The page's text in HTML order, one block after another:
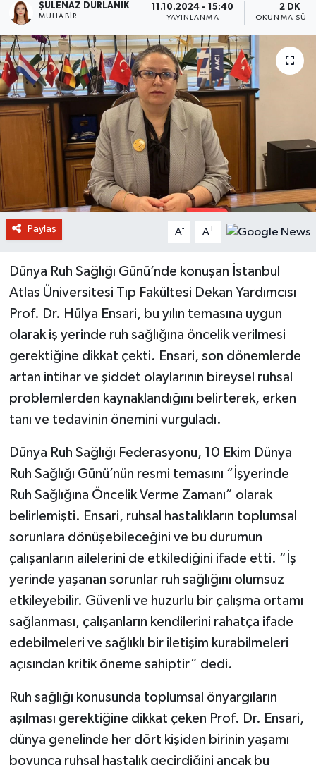
ŞULENAZ DURLANIK
MUHABIR
11.10.2024 - 15:40
YAYINLANMA
2 DK
OKUNMA
Paylaş A- A+
Dünya Ruh Sağlığı Günü’nde konuşan İstanbul
Atlas Üniversitesi Tıp Fakültesi Dekan Yardımcısı
Prof. Dr. Hülya Ensari, bu yılın temasına uygun
olarak iş yerinde ruh sağlığına öncelik verilmesi
gerektiğine dikkat çekti. Ensari, son dönemlerde
artan intihar ve şiddet olaylarının bireysel ruhsal
problemlerden kaynaklandığını belirterek, erken
tanı ve tedavinin önemini vurguladı.
Dünya Ruh Sağlığı Federasyonu, 10 Ekim Dünya
Ruh Sağlığı Günü’nün resmi temasını “İşyerinde
Ruh Sağlığına Öncelik Verme Zamanı” olarak
belirlemişti. Ensari, ruhsal hastalıkların toplumsal
sorunlara dönüşebileceğini ve bu durumun
çalışanların ailelerini de etkilediğini ifade etti. “İş
yerinde yaşanan sorunlar ruh sağlığını olumsuz
etkileyebilir. Güvenli ve huzurlu bir çalışma ortamı
sağlanması, çalışanların kendilerini rahatça ifade
edebilmeleri ve sağlıklı bir iletişim kurabilmeleri
açısından kritik öneme sahiptir” dedi.
Ruh sağlığı konusunda toplumsal önyargıların
aşılması gerektiğine dikkat çeken Prof. Dr. Ensari,
dünya genelinde her dört kişiden birinin yaşamı
boyunca ruhsal hastalık geçirdiğini ancak bu